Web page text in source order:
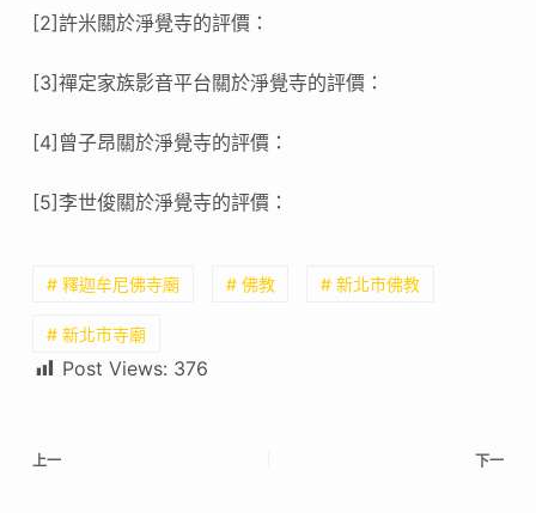
[2]許米關於淨覺寺的評價：
[3]禪定家族影音平台關於淨覺寺的評價：
[4]曾子昂關於淨覺寺的評價：
[5]李世俊關於淨覺寺的評價：
# 釋迦牟尼佛寺廟 # 佛教 # 新北市佛教
# 新北市寺廟
Post Views: 376
上一 下一